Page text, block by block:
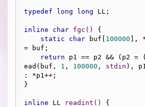
typedef long long LL;
inline char fgc ()
{
static
char buf[ 100000 ],
= buf;
return p1 == p2 && (p2
ead(buf, 1 , 100000 , stdin ),
: *p1++;
}
inline LL readint ()
{